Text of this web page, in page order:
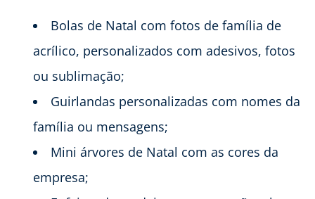
Bolas de Natal com fotos de família de
acrílico, personalizados com adesivos, fotos
ou sublimação;
Guirlandas personalizadas com nomes da
família ou mensagens;
Mini árvores de Natal com as cores da
empresa;